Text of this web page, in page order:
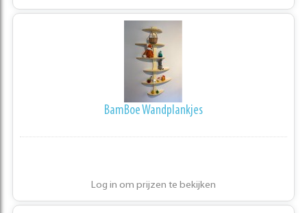
BamBoe Wandplankjes
Log in om prijzen te bekijken